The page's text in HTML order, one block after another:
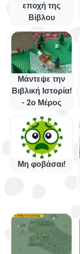
εποχή της
Βίβλου
Μάντεψε την
Βιβλική Ιστορία!
- 2ο Μέρος
Μη φοβάσαι!